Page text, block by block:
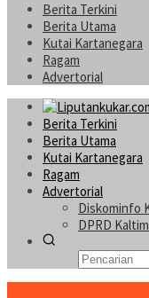
Berita Terkini
Berita Utama
Kutai Kartanegara
Ragam
Advertorial
Berita Terkini
Berita Utama
Kutai Kartanegara
Ragam
Advertorial
Diskominfo
DPRD Kaltim